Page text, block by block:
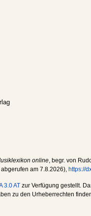
online , begr. von
, abgerufen am 7.8.2026), https://
3.0 AT zur Verfügung gestellt.
zu den Urheberrechten